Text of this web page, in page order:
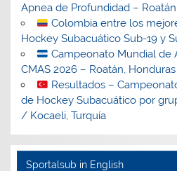
Apnea de Profundidad –
Colombia entre los
Hockey Subacuático Sub-19 y
Campeonato Mundial de
CMAS 2026 – Roatán, Honduras
Resultados –
de Hockey Subacuático por
/ Kocaeli, Turquía
Sportalsub in English